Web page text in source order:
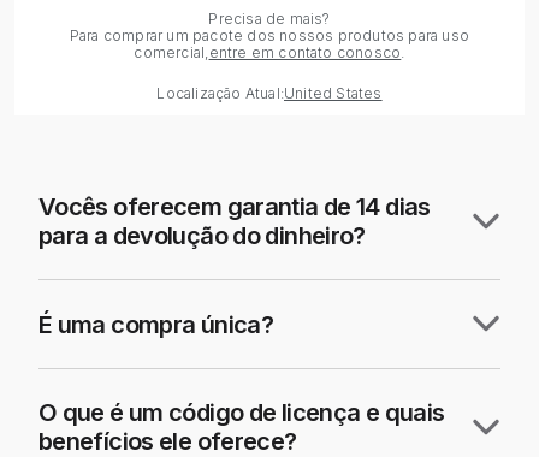
Precisa de mais?
Para comprar um pacote dos nossos produtos para uso
comercial,entre em contato conosco.
Localização Atual:United States
Vocês oferecem garantia de 14 dias
para a devolução do dinheiro?
É uma compra única?
O que é um código de licença e quais
benefícios ele oferece?